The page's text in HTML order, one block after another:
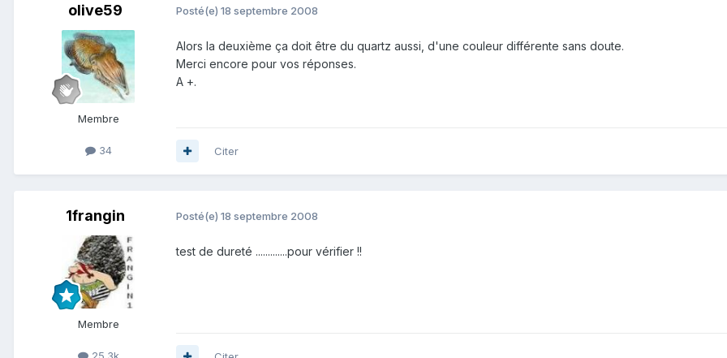
olive59
Membre
34
Posté(e) 18 septembre 2008
Alors la deuxième ça doit être du quartz aussi, d'une couleur différente sans doute.
Merci encore pour vos réponses.
A +.
Citer
1frangin
Membre
Posté(e) 18 septembre 2008
test de dureté .............pour vérifier !!